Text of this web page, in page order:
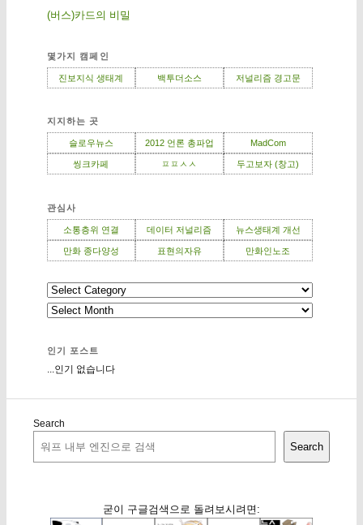
(버스)카드의 비밀
몇가지 캠페인
진보지식 생태계 백투더소스 저널리즘 경고문
지지하는 곳
슬로우뉴스 2012 언론 총파업 MadCom
씽크카페 ㅍㅍㅅㅅ 두고보자 (창고)
관심사
소통층위 연결 데이터 저널리즘 뉴스생태계 개선
만화 종다양성 표현의자유 만화인노조
인기 포스트
...인기 없습니다
Search
Search
굳이 구글검색으로 돌려보시려면: